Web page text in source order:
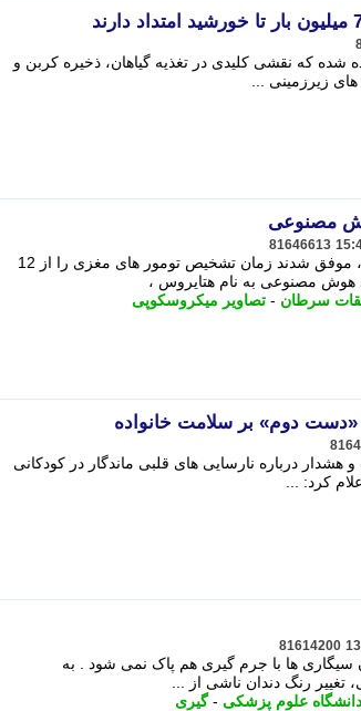
که نقشی کلیدی در تغذیه گیاهان، ذخیره کربن و
زیرزمینی ...
81646613
دانشمندان با طراحی سامانه جدید هوش مصنوعی به نام «هتایروس»، موفق شدند زمان تشخیص تومور های مغزی را از 12
سرطان - تصاویر میکروسکوپی
دوم» بر سلامت خانواده
درباره نارسایی های قلبی ماندگار در کودکانی
کرد: ...
81614200
ها با جرم گیری هم پاک نمی شود . به
رنگ دندان ناشی از ...
دانشگاه علوم پزشکی -گیری